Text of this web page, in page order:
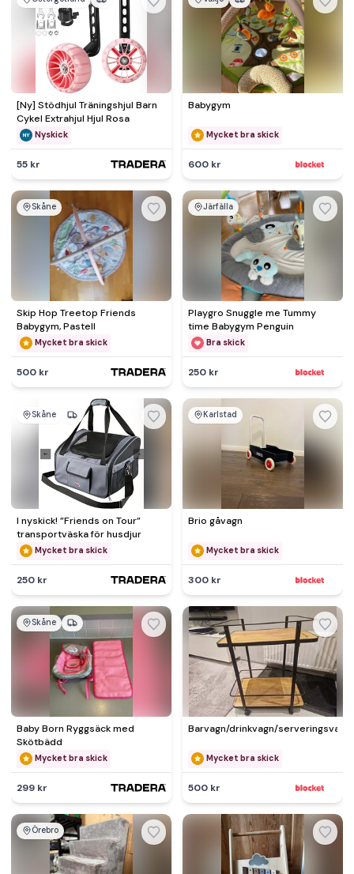
[Ny] Stödhjul Träningshjul Barn
Cykel Extrahjul Hjul Rosa
Nyskick
55 kr
Babygym
Mycket bra skick
600 kr
Skåne
Skip Hop Treetop Friends
Babygym, Pastell
Mycket bra skick
500 kr
Järfälla
Playgro Snuggle me Tummy
time Babygym Penguin
Bra skick
250 kr
Skåne
I nyskick! ”Friends on Tour”
transportväska för husdjur
Mycket bra skick
250 kr
Karlstad
Brio gåvagn
Mycket bra skick
300 kr
Skåne
Baby Born Ryggsäck med
Skötbädd
Mycket bra skick
299 kr
Barvagn/drinkvagn/
Mycket bra skick
500 kr
Örebro